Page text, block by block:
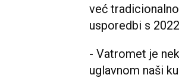
već
usporedbi s
- Vatromet je
uglavnom naši